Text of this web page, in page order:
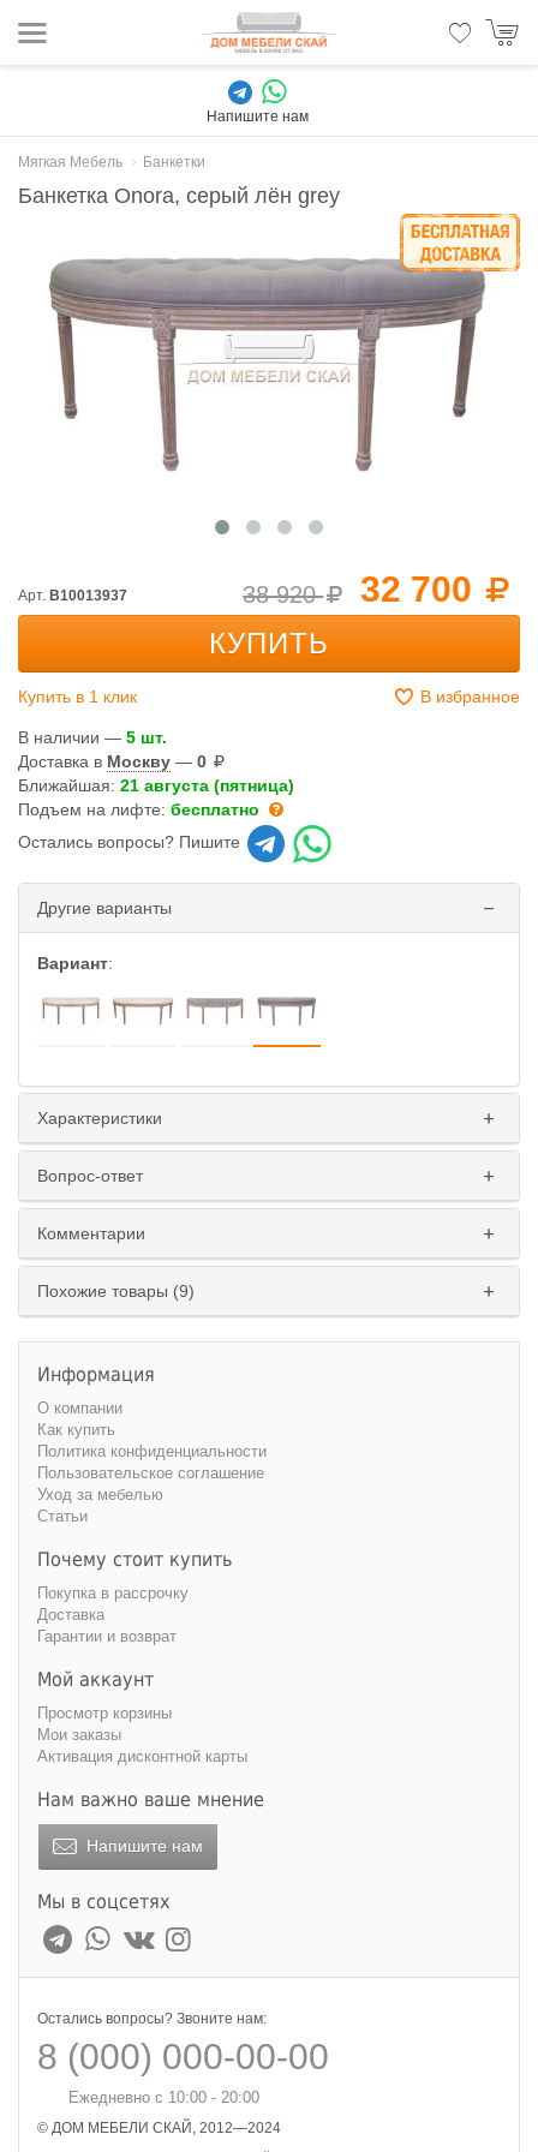
Напишите нам
Мягкая Мебель Банкетки
Банкетка Onora, серый лён grey
32 700
38 920
Арт. B10013937
КУПИТЬ
Купить в 1 клик В избранное
В наличии — 5 шт.
Доставка в Москву — 0
Ближайшая: 21 августа (пятница)
Подъем на лифте: бесплатно
Остались вопросы? Пишите
Другие варианты
Вариант:
Характеристики
Вопрос-ответ
Комментарии
Похожие товары (9)
Информация
О компании
Как купить
Политика конфиденциальности
Пользовательское соглашение
Уход за мебелью
Статьи
Почему стоит купить
Покупка в рассрочку
Доставка
Гарантии и возврат
Мой аккаунт
Просмотр корзины
Мои заказы
Активация дисконтной карты
Нам важно ваше мнение
Напишите нам
Мы в соцсетях
Остались вопросы? Звоните нам:
8 (000) 000-00-00
Ежедневно с 10:00 - 20:00
© ДОМ МЕБЕЛИ СКАЙ, 2012—2024